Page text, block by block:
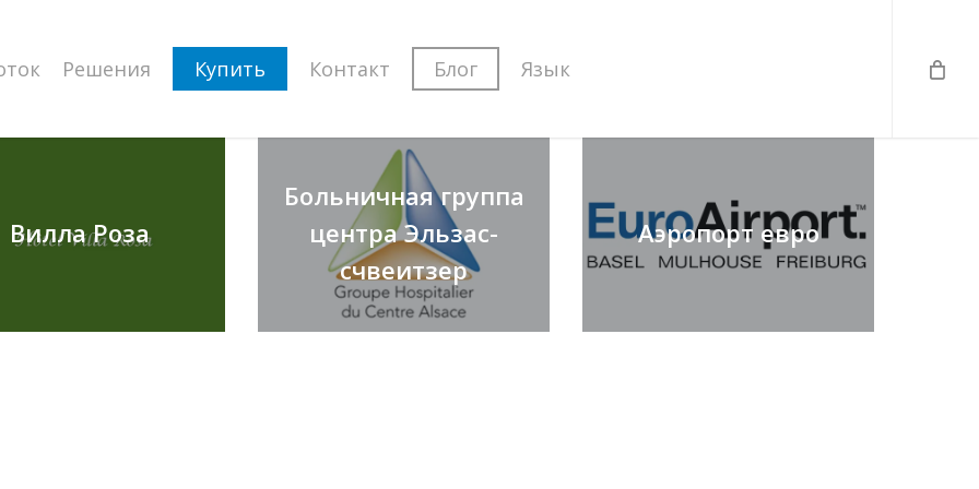
Решения Купить Контакт Блог Язык
Вилла Роза
Больничная группа
центра Эльзас-
счвеитзер
Аэропорт евро